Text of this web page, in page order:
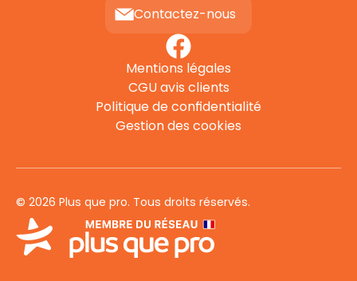
Contactez-nous
Mentions légales
CGU avis clients
Politique de confidentialité
Gestion des cookies
© 2026 Plus que pro. Tous droits réservés.